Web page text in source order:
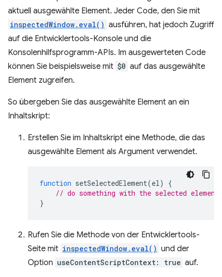
aktuell ausgewählte Element. Jeder Code, den Sie mit
inspectedWindow.eval() ausführen, hat jedoch Zugriff
auf die Entwicklertools-Konsole und die
Konsolenhilfsprogramm-APIs. Im ausgewerteten Code
können Sie beispielsweise mit $0 auf das ausgewählte
Element zugreifen.
So übergeben Sie das ausgewählte Element an ein
Inhaltskript:
Erstellen Sie im Inhaltskript eine Methode, die das
ausgewählte Element als Argument verwendet.
function setSelectedElement(el)
{
// do something with the selected element
}
Rufen Sie die Methode von der Entwicklertools-
Seite mit inspectedWindow.eval() und der
Option useContentScriptContext: true auf.